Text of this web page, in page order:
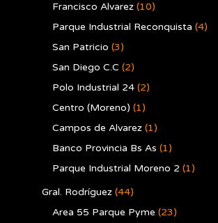
Francisco Alvarez (10)
Parque Industrial Reconquista (4)
San Patricio (3)
San Diego C.C (2)
Polo Industrial 24 (2)
Centro (Moreno) (1)
Campos de Alvarez (1)
Banco Provincia Bs As (1)
Parque Industrial Moreno 2 (1)
Gral. Rodríguez (44)
Area 55 Parque Pyme (23)